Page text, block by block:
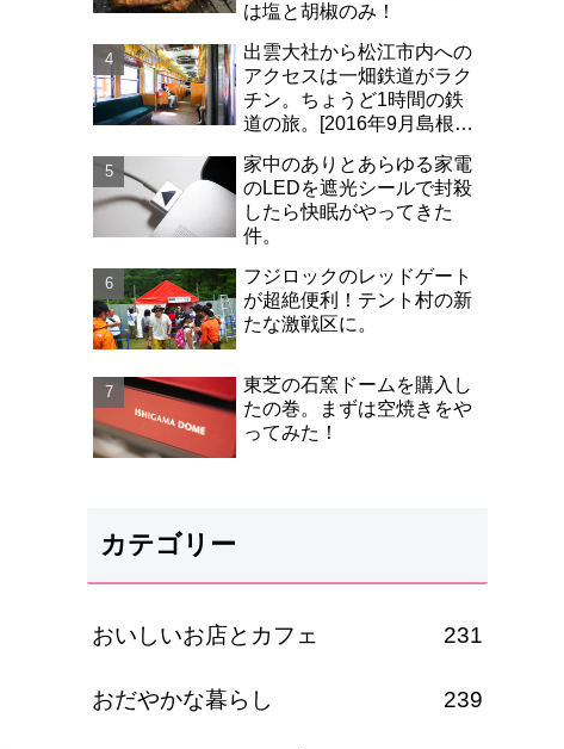
は塩と胡椒のみ！
出雲大社から松江市内への
アクセスは一畑鉄道がラク
チン。ちょうど1時間の鉄
道の旅。[2016年9月島根旅
家中のありとあらゆる家電
のLEDを遮光シールで封殺
したら快眠がやってきた
件。
フジロックのレッドゲート
が超絶便利！テント村の新
たな激戦区に。
東芝の石窯ドームを購入し
たの巻。まずは空焼きをや
ってみた！
カテゴリー
おいしいお店とカフェ 231
おだやかな暮らし 239